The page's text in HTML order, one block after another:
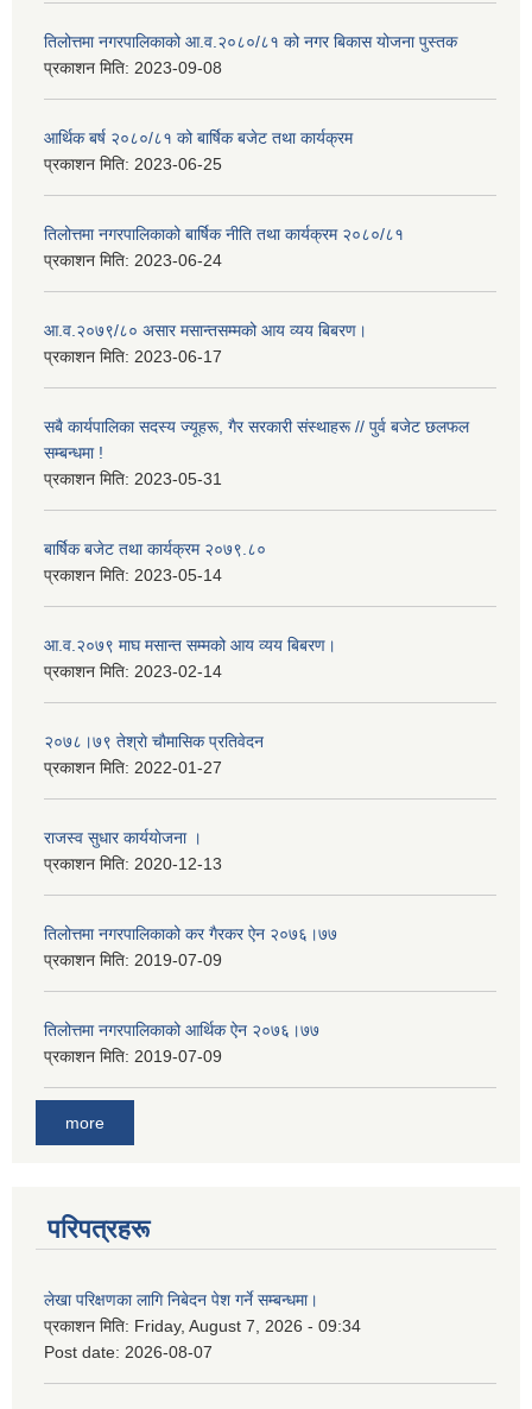
तिलोत्तमा नगरपालिकाको आ.व.२०८०/८१ को नगर बिकास योजना पुस्तक
प्रकाशन मिति: 2023-09-08
आर्थिक बर्ष २०८०/८१ को बार्षिक बजेट तथा कार्यक्रम
प्रकाशन मिति: 2023-06-25
तिलोत्तमा नगरपालिकाको बार्षिक नीति तथा कार्यक्रम २०८०/८१
प्रकाशन मिति: 2023-06-24
आ.व.२०७९/८० असार मसान्तसम्मको आय व्यय बिबरण।
प्रकाशन मिति: 2023-06-17
सबै कार्यपालिका सदस्य ज्यूहरू, गैर सरकारी संस्थाहरू // पुर्व बजेट छलफल
सम्बन्धमा !
प्रकाशन मिति: 2023-05-31
बार्षिक बजेट तथा कार्यक्रम २०७९.८०
प्रकाशन मिति: 2023-05-14
आ.व.२०७९ माघ मसान्त सम्मको आय व्यय बिबरण।
प्रकाशन मिति: 2023-02-14
२०७८।७९ तेश्राे चाैमासिक प्रतिवेदन
प्रकाशन मिति: 2022-01-27
राजस्व सुधार कार्ययाेजना ।
प्रकाशन मिति: 2020-12-13
तिलोत्तमा नगरपालिकाको कर गैरकर ऐन २०७६।७७
प्रकाशन मिति: 2019-07-09
तिलोत्तमा नगरपालिकाको आर्थिक ऐन २०७६।७७
प्रकाशन मिति: 2019-07-09
more
परिपत्रहरू
लेखा परिक्षणका लागि निबेदन पेश गर्ने सम्बन्धमा।
प्रकाशन मिति: Friday, August 7, 2026 - 09:34
Post date: 2026-08-07